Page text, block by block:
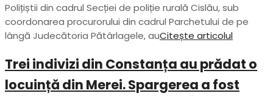
Polițiștii din cadrul Secției de poliție rurală Cislău, sub
coordonarea procurorului din cadrul Parchetului de pe
lângă Judecătoria Pătârlagele, auCitește articolul
Trei indivizi din Constanța au prădat o
locuință din Merei. Spargerea a fost